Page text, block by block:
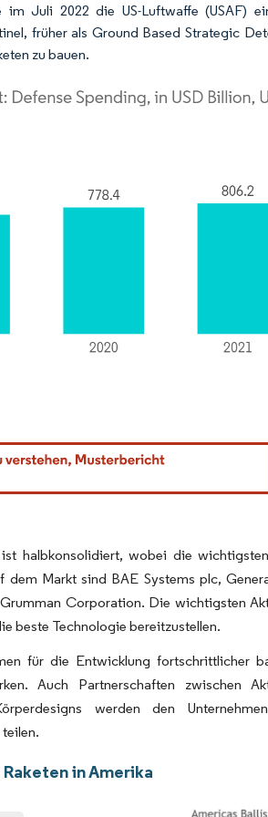
im Juli 2022 die US-Luftwaffe (USAF)
früher als Ground Based Strategic
zu bauen.
gemäß CC BY 4.0.
halbkonsolidiert, wobei die
dem Markt sind BAE Systems plc,
Corporation. Die wichtigsten
beste Technologie bereitzustellen.
für die Entwicklung fortschrittlicher
Auch Partnerschaften zwischen
werden den
in Amerika